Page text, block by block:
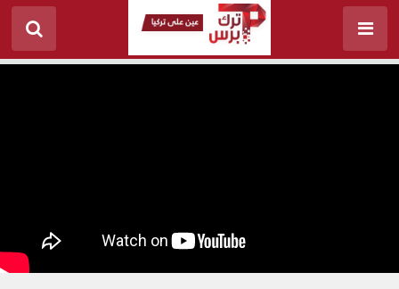
كباب تركي بالمتر.. تذوقه في إسطنبول